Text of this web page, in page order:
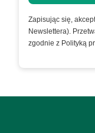
Zapisując się,
Newslettera).
zgodnie z Polityką